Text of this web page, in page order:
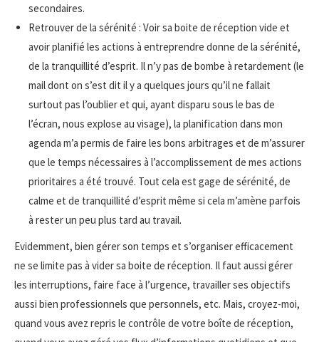
secondaires.
Retrouver de la sérénité : Voir sa boite de réception vide et
avoir planifié les actions à entreprendre donne de la sérénité,
de la tranquillité d’esprit. Il n’y pas de bombe à retardement (le
mail dont on s’est dit il y a quelques jours qu’il ne fallait
surtout pas l’oublier et qui, ayant disparu sous le bas de
l’écran, nous explose au visage), la planification dans mon
agenda m’a permis de faire les bons arbitrages et de m’assurer
que le temps nécessaires à l’accomplissement de mes actions
prioritaires a été trouvé. Tout cela est gage de sérénité, de
calme et de tranquillité d’esprit même si cela m’amène parfois
à rester un peu plus tard au travail.
Evidemment, bien gérer son temps et s’organiser efficacement
ne se limite pas à vider sa boite de réception. Il faut aussi gérer
les interruptions, faire face à l’urgence, travailler ses objectifs
aussi bien professionnels que personnels, etc. Mais, croyez-moi,
quand vous avez repris le contrôle de votre boîte de réception,